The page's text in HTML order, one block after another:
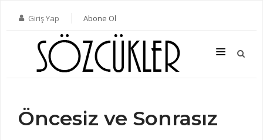
Giriş Yap Abone Ol
SON SAYI
Öncesiz ve Sonrasız